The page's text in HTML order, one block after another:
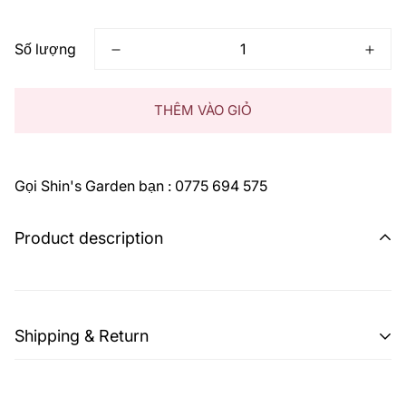
Số lượng
THÊM VÀO GIỎ
Gọi Shin's Garden bạn : 0775 694 575
Product description
Shipping & Return